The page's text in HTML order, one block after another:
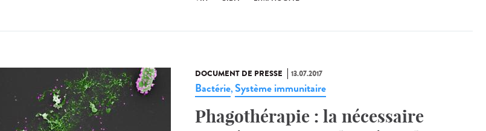
DOCUMENT DE PRESSE 13.07.2017
Bactérie,Système immunitaire
Phagothérapie : la nécessaire